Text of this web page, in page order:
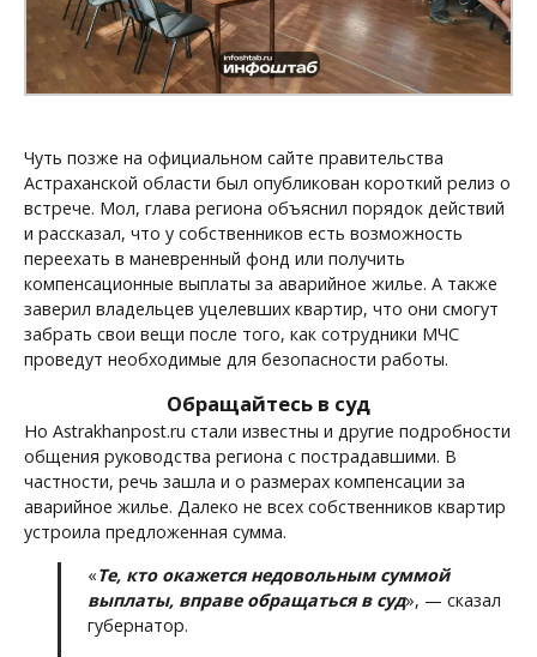
Чуть позже на официальном сайте правительства
Астраханской области был опубликован короткий релиз о
встрече. Мол, глава региона объяснил порядок действий
и рассказал, что у собственников есть возможность
переехать в маневренный фонд или получить
компенсационные выплаты за аварийное жилье. А также
заверил владельцев уцелевших квартир, что они смогут
забрать свои вещи после того, как сотрудники МЧС
проведут необходимые для безопасности работы.
Обращайтесь в суд
Но Astrakhanpost.ru стали известны и другие подробности
общения руководства региона с пострадавшими. В
частности, речь зашла и о размерах компенсации за
аварийное жилье. Далеко не всех собственников квартир
устроила предложенная сумма.
«Те, кто окажется недовольным суммой
выплаты, вправе обращаться в суд», — сказал
губернатор.